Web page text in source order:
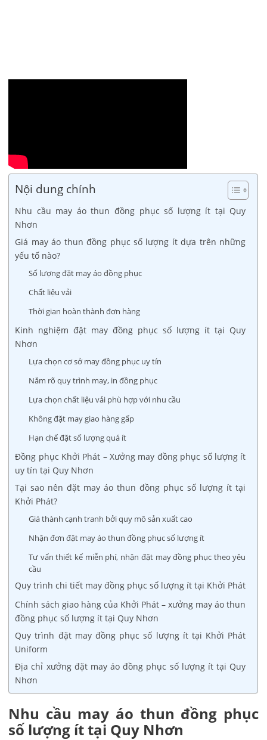
Nội dung chính
Nhu cầu may áo thun đồng phục số lượng ít tại Quy
Nhơn
Giá may áo thun đồng phục số lượng ít dựa trên những
yếu tố nào?
Số lượng đặt may áo đồng phục
Chất liệu vải
Thời gian hoàn thành đơn hàng
Kinh nghiệm đặt may đồng phục số lượng ít tại Quy
Nhơn
Lựa chọn cơ sở may đồng phục uy tín
Nắm rõ quy trình may, in đồng phục
Lựa chọn chất liệu vải phù hợp với nhu cầu
Không đặt may giao hàng gấp
Hạn chế đặt số lượng quá ít
Đồng phục Khởi Phát – Xưởng may đồng phục số lượng ít
uy tín tại Quy Nhơn
Tại sao nên đặt may áo thun đồng phục số lượng ít tại
Khởi Phát?
Giá thành cạnh tranh bởi quy mô sản xuất cao
Nhận đơn đặt may áo thun đồng phục số lượng ít
Tư vấn thiết kế miễn phí, nhận đặt may đồng phục theo yêu
cầu
Quy trình chi tiết may đồng phục số lượng ít tại Khởi Phát
Chính sách giao hàng của Khởi Phát – xưởng may áo thun
đồng phục số lượng ít tại Quy Nhơn
Quy trình đặt may đồng phục số lượng ít tại Khởi Phát
Uniform
Địa chỉ xưởng đặt may áo đồng phục số lượng ít tại Quy
Nhơn
Nhu cầu may áo thun đồng phục
số lượng ít tại Quy Nhơn